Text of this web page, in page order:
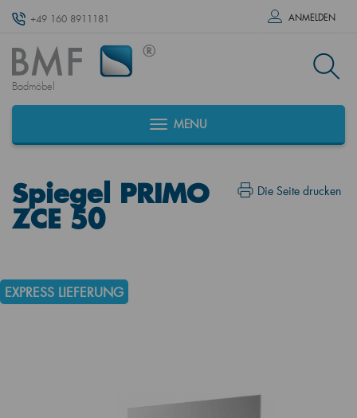
+49 160 8911181 ANMELDEN
Badmöbel
MENU
Die Seite drucken
Spiegel PRIMO
ZCE 50
EXPRESS LIEFERUNG